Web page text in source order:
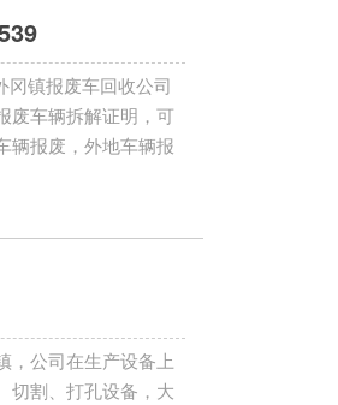
冈镇报废车回收公司
废车辆拆解证明，可
辆报废，外地车辆报
，公司在生产设备上
切割、打孔设备，大